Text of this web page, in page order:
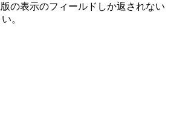
の表示のフィールドしか返されない
。